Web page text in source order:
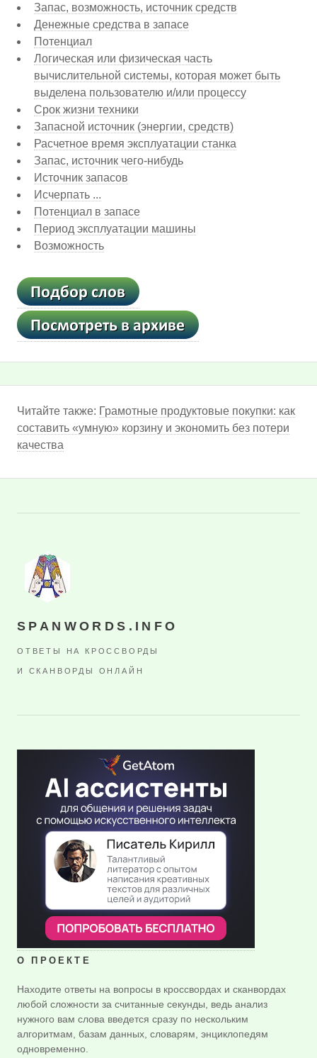
Запас, возможность, источник средств
Денежные средства в запасе
Потенциал
Логическая или физическая часть
вычислительной системы, которая может быть
выделена пользователю и/или процессу
Срок жизни техники
Запасной источник (энергии, средств)
Расчетное время эксплуатации станка
Запас, источник чего-нибудь
Источник запасов
Исчерпать ...
Потенциал в запасе
Период эксплуатации машины
Возможность
Читайте также: Грамотные продуктовые покупки: как
составить «умную» корзину и экономить без потери
качества
SPANWORDS.INFO
ОТВЕТЫ НА КРОССВОРДЫ
И СКАНВОРДЫ ОНЛАЙН
О ПРОЕКТЕ
Находите ответы на вопросы в кроссвордах и сканвордах
любой сложности за считанные секунды, ведь анализ
нужного вам слова введется сразу по нескольким
алгоритмам, базам данных, словарям, энциклопедям
одновременно.